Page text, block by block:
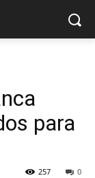
para
0
257